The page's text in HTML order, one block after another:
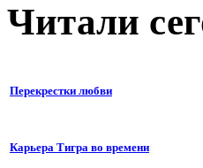
Читали
Перекрестки любви
Карьера Тигра во времени